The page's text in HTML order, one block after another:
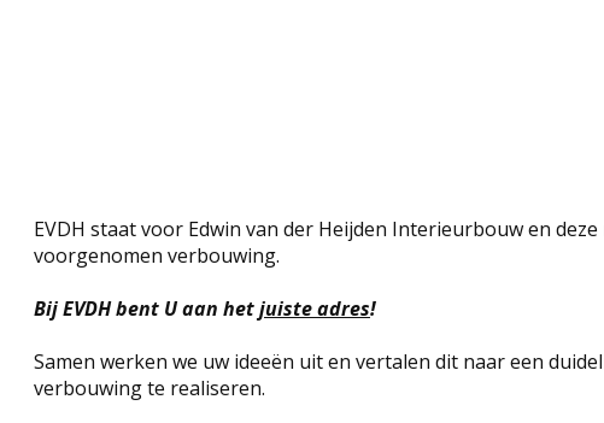
EVDH staat voor Edwin van der Heijden Interieurbouw en
voorgenomen verbouwing.
Bij EVDH bent U aan hetjuiste adres!
Samen werken we uw ideeën uit en vertalen dit naar een
verbouwing te realiseren.